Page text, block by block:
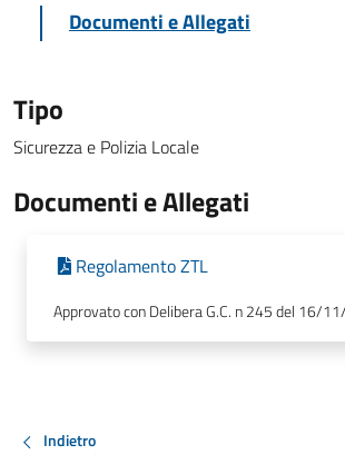
Documenti e Allegati
Tipo
Sicurezza e Polizia Locale
Documenti e Allegati
Regolamento ZTL
Approvato con Delibera G.C. n 245 del 16/
Indietro